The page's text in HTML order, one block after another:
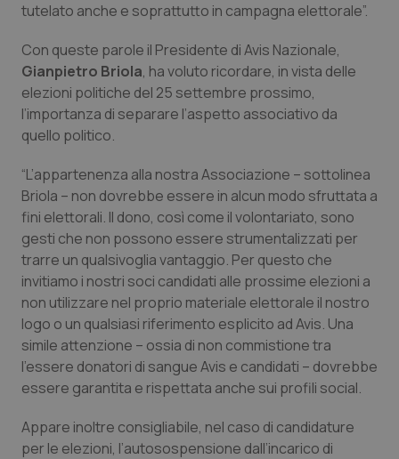
Campania
Emilia-Romagna
Friuli Venezia Giulia
Lazio
Liguria
Lombardia
Marche
Molise
Piemonte
Car-T
Colesterolo & coronaropatie
Dermatite Atopica
Diabete & glucometri
Disturbi dell’umore
Dolore
Donna & Salute
Epatiti
HIV
tutelato anche e soprattutto in campagna elettorale”.
Con queste parole il Presidente di Avis Nazionale,
Gianpietro Briola, ha voluto ricordare, in vista delle
elezioni politiche del 25 settembre prossimo,
l’importanza di separare l’aspetto associativo da
quello politico.
“L’appartenenza alla nostra Associazione – sottolinea
Briola – non dovrebbe essere in alcun modo sfruttata a
fini elettorali. Il dono, così come il volontariato, sono
gesti che non possono essere strumentalizzati per
trarre un qualsivoglia vantaggio. Per questo che
invitiamo i nostri soci candidati alle prossime elezioni a
non utilizzare nel proprio materiale elettorale il nostro
logo o un qualsiasi riferimento esplicito ad Avis. Una
simile attenzione – ossia di non commistione tra
l’essere donatori di sangue Avis e candidati – dovrebbe
essere garantita e rispettata anche sui profili social.
Appare inoltre consigliabile, nel caso di candidature
per le elezioni, l’autosospensione dall’incarico di